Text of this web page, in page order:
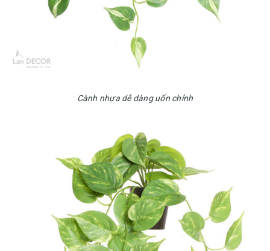
Cành nhựa dễ dàng uốn chỉnh